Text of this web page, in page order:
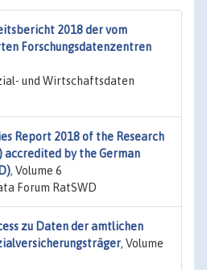
2018 der vom
Forschungsdatenzentren
und Wirtschaftsdaten
Report 2018 of the Research
accredited by the German
, Volume 6
Forum RatSWD
zu Daten der amtlichen
, Volume